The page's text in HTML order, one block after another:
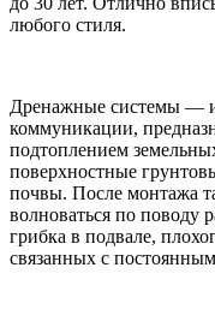
любого стиля.
Дренажные системы —
коммуникации,
подтоплением
поверхностные
почвы. После монтажа
волноваться по поводу
грибка в подвале,
связанных с